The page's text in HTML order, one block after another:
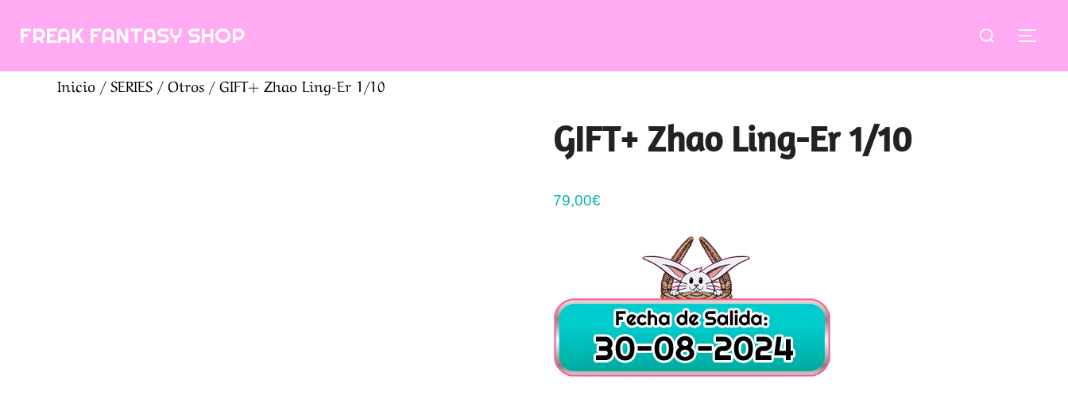
contenido
FREAK FANTASY SHOP Buscar:
Inicio /SERIES /Otros / GIFT+ Zhao Ling-Er 1/10
GIFT+ Zhao Ling-Er 1/10
79,00€